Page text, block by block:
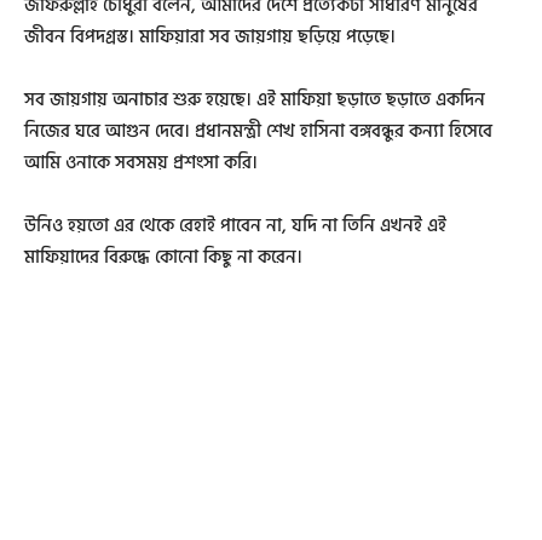
জীবন বিপদগ্রস্ত। মাফিয়ারা সব জায়গায় ছড়িয়ে পড়েছে।
সব জায়গায় অনাচার শুরু হয়েছে। এই মাফিয়া ছড়াতে ছড়াতে একদিন
নিজের ঘরে আগুন দেবে। প্রধানমন্ত্রী শেখ হাসিনা বঙ্গবন্ধুর কন্যা হিসেবে
আমি ওনাকে সবসময় প্রশংসা করি।
উনিও হয়তো এর থেকে রেহাই পাবেন না, যদি না তিনি এখনই এই
মাফিয়াদের বিরুদ্ধে কোনো কিছু না করেন।